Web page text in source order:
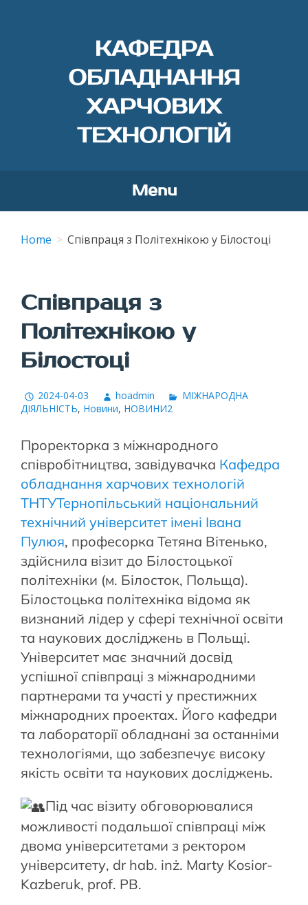
КАФЕДРА
ОБЛАДНАННЯ
ХАРЧОВИХ
ТЕХНОЛОГІЙ
Menu
content
Home Співпраця з Політехнікою у Білостоці
Співпраця з
Політехнікою у
Білостоці
2024-04-03 hoadmin
МІЖНАРОДНА
ДІЯЛЬНІСТЬ, Новини, НОВИНИ2
Проректорка з міжнародного
співробітництва, завідувачка Кафедра
обладнання харчових технологій
ТНТУТернопільський національний
технічний університет імені Івана
Пулюя, професорка Тетяна Вітенько,
здійснила візит до Білостоцької
політехніки (м. Білосток, Польща).
Білостоцька політехніка відома як
визнаний лідер у сфері технічної освіти
та наукових досліджень в Польщі.
Університет має значний досвід
успішної співпраці з міжнародними
партнерами та участі у престижних
міжнародних проектах. Його кафедри
та лабораторії обладнані за останніми
технологіями, що забезпечує високу
якість освіти та наукових досліджень.
Під час візиту обговорювалися
можливості подальшої співпраці між
двома університетами з ректором
університету, dr hab. inż. Marty Kosior-
Kazberuk, prof. PB.